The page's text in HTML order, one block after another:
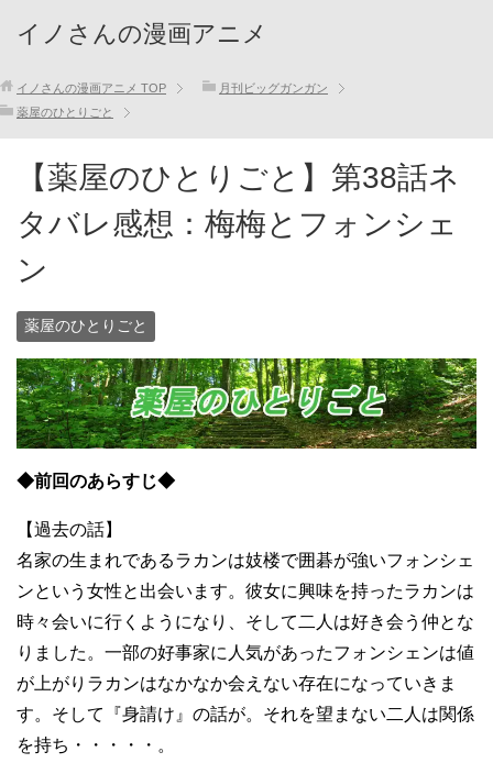
イノさんの漫画アニメ
イノさんの漫画アニメ TOP
月刊ビッグガンガン
薬屋のひとりごと
【薬屋のひとりごと】第38話ネ
タバレ感想：梅梅とフォンシェ
ン
薬屋のひとりごと
◆前回のあらすじ◆
【過去の話】
名家の生まれであるラカンは妓楼で囲碁が強いフォンシェ
ンという女性と出会います。彼女に興味を持ったラカンは
時々会いに行くようになり、そして二人は好き会う仲とな
りました。一部の好事家に人気があったフォンシェンは値
が上がりラカンはなかなか会えない存在になっていきま
す。そして『身請け』の話が。それを望まない二人は関係
を持ち・・・・・。